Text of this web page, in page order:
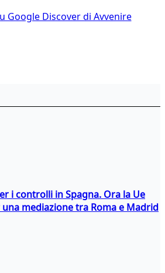
Google Discover di Avvenire
i controlli in Spagna. Ora la Ue
mediazione tra Roma e Madrid